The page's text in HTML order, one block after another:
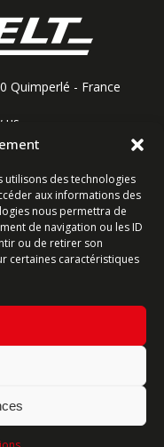
utilisons des technologies
aux informations des
nous permettra de
de navigation ou les ID
ou de retirer son
certaines caractéristiques
Quimperlé - France
us
(0)2 98 96 20 20
17h15 | Samedi 8h-
(0)2 98 96 06 04